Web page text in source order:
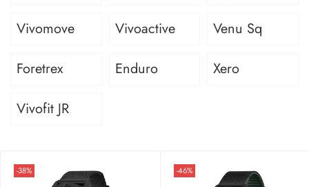
Vivomove
Vivoactive
Venu Sq
Foretrex
Enduro
Xero
Vivofit JR
-38% -46%